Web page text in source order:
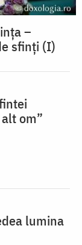
–
sfinți (I)
om”
lumina